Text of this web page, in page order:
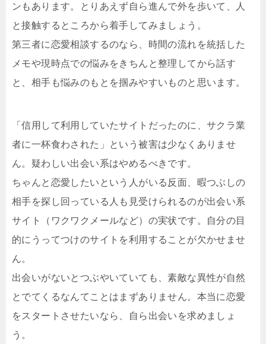
ンもあります。とりあえず自ら進んで外を歩いて、人
と接触するところから着手してみましょう。
第三者に恋愛相談するのなら、時間の流れを統括した
メモや現時点での悩みをきちんと整理してから話す
と、相手も悩みのもとを掴みやすいものと思います。
「信用して利用していたサイトだったのに、サクラ業
者に一杯食わされた」という被害は少なくありませ
ん。疑わしい出会い系はやめるべきです。
ちゃんと恋愛したいという人がいる反面、暇つぶしの
相手を探し回っている人も見受けられるのが出会い系
サイト（ワクワクメールなど）の実状です。自分の目
的にうってつけのサイトを利用することが欠かせませ
ん。
出会いがないとつぶやいていても、素敵な異性が自然
とでてくるなんてことはまずありません。本当に恋愛
をスタートさせたいなら、自ら出会いを求めましょ
う。